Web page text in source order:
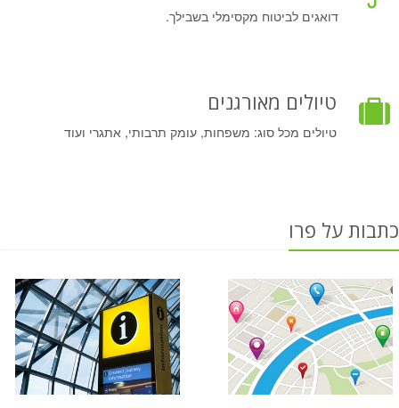
דואגים לביטוח מקסימלי בשבילך.
טיולים מאורגנים
טיולים מכל סוג: משפחות, עומק תרבותי, אתגרי ועוד
כתבות על פרו